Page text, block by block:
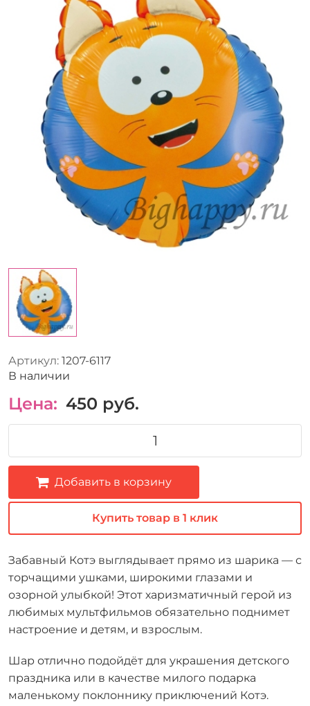
Артикул: 1207-6117
В наличии
Цена: 450 руб.
Добавить в корзину
Купить товар в 1 клик
Забавный Котэ выглядывает прямо из шарика — с
торчащими ушками, широкими глазами и
озорной улыбкой! Этот харизматичный герой из
любимых мультфильмов обязательно поднимет
настроение и детям, и взрослым.
Шар отлично подойдёт для украшения детского
праздника или в качестве милого подарка
маленькому поклоннику приключений Котэ.